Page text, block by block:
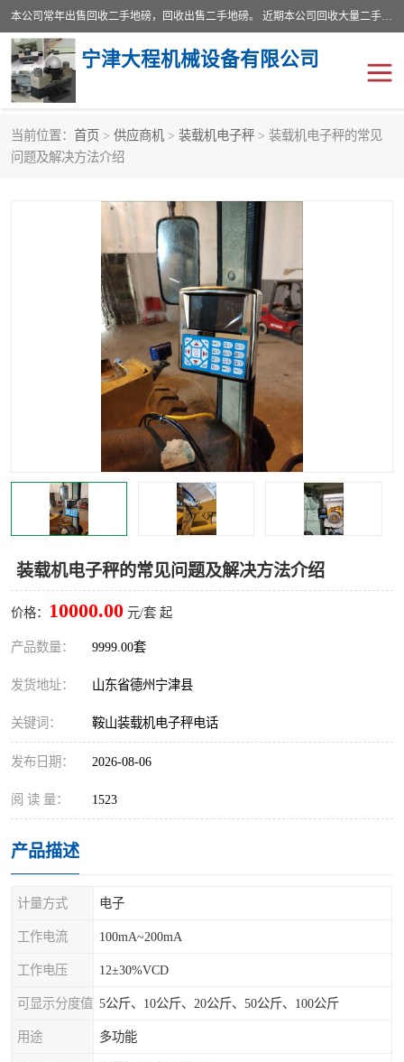
本公司常年出售回收二手地磅，回收出售二手地磅。 近期本公司回收大量二手地磅，型号齐全，宽度从2米到3.5米，长度5米到25米，承重吨位从10到200吨，成色7—9成新。 ? 使用年限6个月至2年，产品来源于个人闲置品，工矿企业停用品，因小换大而来。 精准度和新的一样， 二手地磅是内行人的选择，打个电话就省钱朋友您好等什么
宁津大程机械设备有限公司
当前位置： 首页 > 供应商机 > 装载机电子秤 > 装载机电子秤的常见
问题及解决方法介绍
装载机电子秤的常见问题及解决方法介绍
价格： 10000.00 元/套 起
产品数量： 9999.00套
发货地址： 山东省德州宁津县
关键词： 鞍山装载机电子秤电话
发布日期： 2026-08-06
阅 读 量： 1523
产品描述
计量方式 电子
工作电流 100mA~200mA
工作电压 12±30%VCD
可显示分度值 5公斤、10公斤、20公斤、50公斤、100公斤
用途 多功能
地磅
废纸打包机
食品烘干机
装载机电子秤 输送机
半自动输送机 全自动输送机
食品螺旋塔
木材撕碎机
金属撕碎机